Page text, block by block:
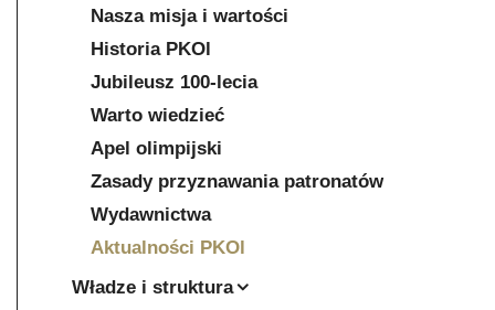
Nasza misja i wartości
Historia PKOl
Jubileusz 100-lecia
Warto wiedzieć
Apel olimpijski
Zasady przyznawania patronatów
Wydawnictwa
Aktualności PKOl
Władze i struktura